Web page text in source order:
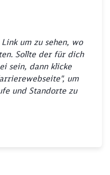
um zu sehen, wo
Sollte der für dich
sein, dann klicke
um
und Standorte zu